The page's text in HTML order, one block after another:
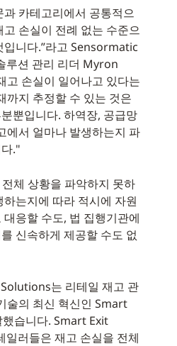
카테고리에서 공통적으
손실이 전례 없는 수준으
입니다.”라고 Sensormatic
루션 관리 리더 Myron
고 손실이 일어나고 있다는
까지 추정할 수 있는 것은
뿐입니다. 하역장, 공급망
에서 얼마나 발생하는지 파
."
체 상황을 파악하지 못하
는지에 따라 적시에 자원
응할 수도, 법 집행기관에
신속하게 제공할 수도 없
는 리테일 재고 관
술의 최신 혁신인 Smart
습니다. Smart Exit
러들은 재고 손실을 전체